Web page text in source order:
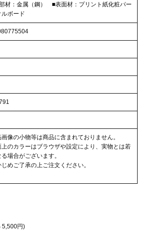
材：金属（鋼） ■表面材：プリント紙化粧パー
ルボード
像の小物等は商品に含まれておりません。
のカラーはブラウザや設定により、実物とは若
場合がございます。
めご了承の上ご注文ください。
5,500円)